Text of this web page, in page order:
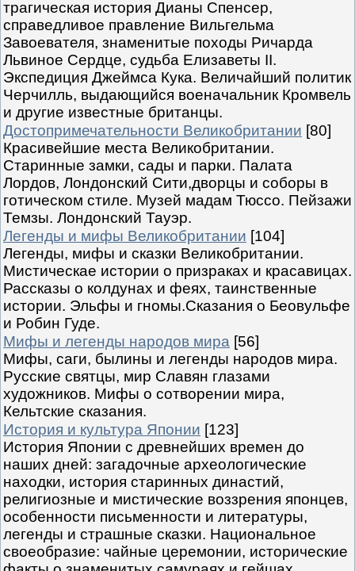
трагическая история Дианы Спенсер,
справедливое правление Вильгельма
Завоевателя, знаменитые походы Ричарда
Львиное Сердце, судьба Елизаветы II.
Экспедиция Джеймса Кука. Величайший политик
Черчилль, выдающийся военачальник Кромвель
и другие известные британцы.
Достопримечательности Великобритании [80]
Красивейшие места Великобритании.
Старинные замки, сады и парки. Палата
Лордов, Лондонский Сити,дворцы и соборы в
готическом стиле. Музей мадам Тюссо. Пейзажи
Темзы. Лондонский Тауэр.
Легенды и мифы Великобритании [104]
Легенды, мифы и сказки Великобритании.
Мистическае истории о призраках и красавицах.
Рассказы о колдунах и феях, таинственные
истории. Эльфы и гномы.Сказания о Беовульфе
и Робин Гуде.
Мифы и легенды народов мира [56]
Мифы, саги, былины и легенды народов мира.
Русские святцы, мир Славян глазами
художников. Мифы о сотворении мира,
Кельтские сказания.
История и культура Японии [123]
История Японии с древнейших времен до
наших дней: загадочные археологические
находки, история старинных династий,
религиозные и мистические воззрения японцев,
особенности письменности и литературы,
легенды и страшные сказки. Национальное
своеобразие: чайные церемонии, исторические